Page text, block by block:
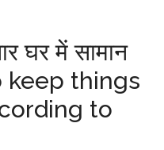
घर में सामान
keep things
to